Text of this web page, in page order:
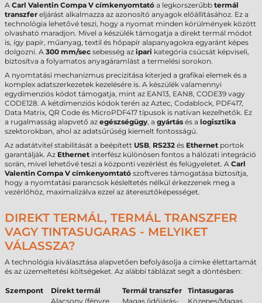
A Carl Valentin Compa V címkenyomtató a legkorszerűbb termál
transzfer eljárást alkalmazza az azonosító anyagok előállításához. Ez a
technológia lehetővé teszi, hogy a nyomat minden körülmények között
olvasható maradjon. Mivel a készülék támogatja a direkt termál módot
is, így papír, műanyag, textil és hőpapír alapanyagokra egyaránt képes
dolgozni. A 300 mm/sec sebesség az ipari kategória csúcsát képviseli,
biztosítva a folyamatos anyagáramlást a termelési sorokon.
A nyomtatási mechanizmus precizitása kiterjed a grafikai elemek és a
komplex adatszerkezetek kezelésére is. A készülék valamennyi
egydimenziós kódot támogatja, mint az EAN13, EAN8, CODE39 vagy
CODE128. A kétdimenziós kódok terén az Aztec, Codablock, PDF417,
Data Matrix, QR Code és MicroPDF417 típusok is natívan kezelhetők. Ez
a rugalmasság alapvető az egészségügy, a gyártás és a logisztika
szektorokban, ahol az adatsűrűség kiemelt fontosságú.
Az adatátvitel stabilitását a beépített USB, RS232 és Ethernet portok
garantálják. Az Ethernet interfész különösen fontos a hálózati integráció
során, mivel lehetővé teszi a központi vezérlést és felügyeletet. A Carl
Valentin Compa V címkenyomtató szoftveres támogatása biztosítja,
hogy a nyomtatási parancsok késleltetés nélkül érkezzenek meg a
vezérlőhöz, maximalizálva ezzel az áteresztőképességet.
DIREKT TERMÁL, TERMÁL TRANSZFER
VAGY TINTASUGARAS - MELYIKET
VÁLASSZA?
A technológia kiválasztása alapvetően befolyásolja a címke élettartamát
és az üzemeltetési költségeket. Az alábbi táblázat segít a döntésben:
Szempont Direkt termál Termál transzfer
Tintasugaras
Alacsony (fényre, Magas (időjárás- Közepes/Magas